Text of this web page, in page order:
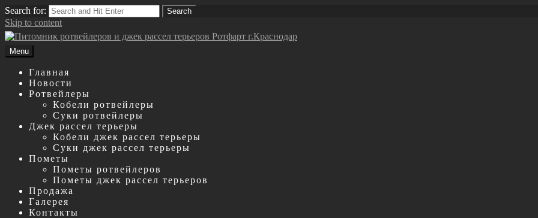
Search for: Search
Skip to content
Menu
Главная
Новости
Ротвейлеры
Кобели ротвейлеры
Суки ротвейлеры
Джек рассел терьеры
Кобели джек рассел терьеры
Суки джек рассел терьеры
Пометы
Пометы ротвейлеров
Пометы джек рассел терьеров
Продажа
Галерея
Контакты